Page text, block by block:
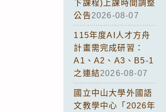
下課程)上課時間調整
公告2026-08-07
115年度AI人才方舟
計畫需完成研習：
A1、A2、A3、B5-1
之連結2026-08-07
國立中山大學外國語
文教學中心「2026年